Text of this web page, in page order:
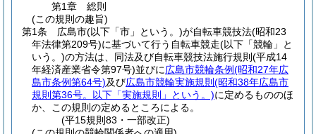
第1章
総則
(この規則の趣旨)
第1条
広島市(以下「市」という。)が自転車競技法(昭和23
年法律第209号)に基づいて行う自転車競走(以下「競輪」と
いう。)の方法は、同法及び自転車競技法施行規則 (平成14
年経済産業省令第97号)並びに広島市競輪条例(昭和27年広
島市条例第64号)及び広島市競輪実施規則 (昭和38年広島市
規則第36号。以下「実施規則」という。)に定めるもののほ
か、この規則の定めるところによる。
(平15規則83・一部改正)